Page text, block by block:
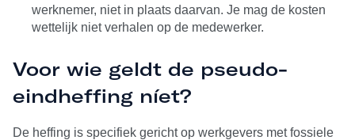
werknemer, niet in plaats daarvan. Je mag de kosten
wettelijk niet verhalen op de medewerker.
Voor wie geldt de pseudo-
eindheffing níet?
De heffing is specifiek gericht op werkgevers met fossiele